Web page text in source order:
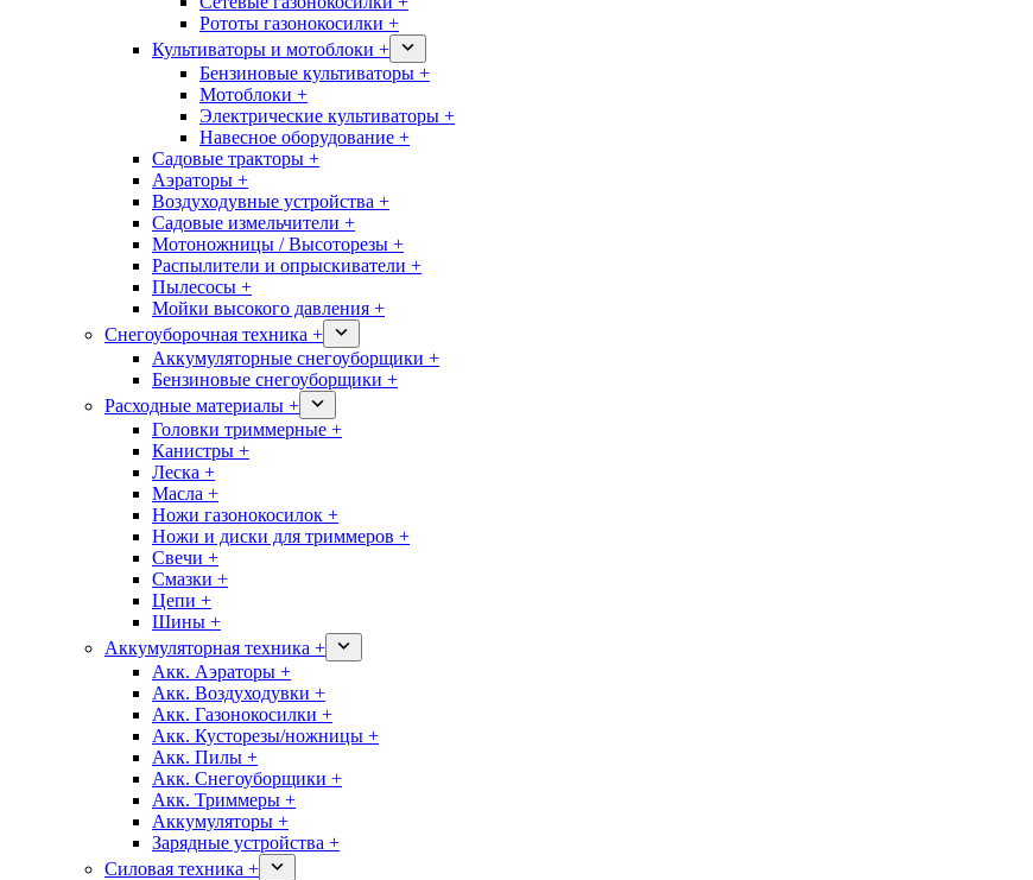
Рототы газонокосилки +
Культиваторы и мотоблоки +
Бензиновые культиваторы +
Мотоблоки +
Электрические культиваторы +
Навесное оборудование +
Садовые тракторы +
Аэраторы +
Воздуходувные устройства +
Садовые измельчители +
Мотоножницы / Высоторезы +
Распылители и опрыскиватели +
Пылесосы +
Мойки высокого давления +
Снегоуборочная техника +
Аккумуляторные снегоуборщики +
Бензиновые снегоуборщики +
Расходные материалы +
Головки триммерные +
Канистры +
Леска +
Масла +
Ножи газонокосилок +
Ножи и диски для триммеров +
Свечи +
Смазки +
Цепи +
Шины +
Аккумуляторная техника +
Акк. Аэраторы +
Акк. Воздуходувки +
Акк. Газонокосилки +
Акк. Кусторезы/ножницы +
Акк. Пилы +
Акк. Снегоуборщики +
Акк. Триммеры +
Аккумуляторы +
Зарядные устройства +
Силовая техника +